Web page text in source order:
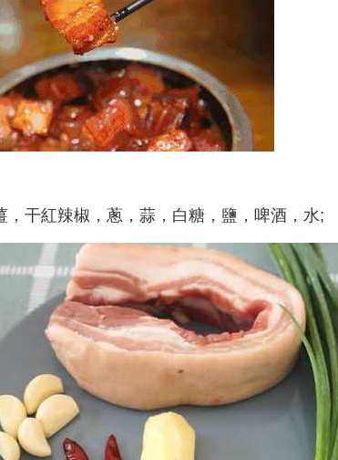
，干紅辣椒，蔥，蒜，白糖，鹽，啤酒，水;